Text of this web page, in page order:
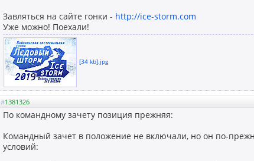
Завляться на сайте гонки - http://ice-storm.com
Уже можно! Поехали!
[34 kb].jpg
#1381326
По командному зачету позиция прежняя:
Командный зачет в положение не включали, но он по-
условий: